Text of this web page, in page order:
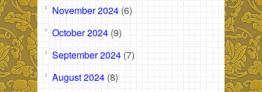
November 2024 (6)
October 2024 (9)
September 2024 (7)
August 2024 (8)